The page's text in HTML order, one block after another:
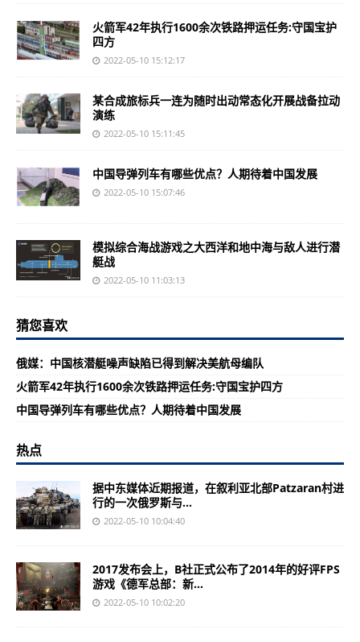
火箭军42年执行1600余次铁路押运任务:守国宝护
四方
2022-05-10 15:12:17
某合成旅标兵一连为随时出动常态化开展战备拉动
演练
2022-05-10 15:11:45
中国导弹列车有哪些优点？人期待着中国发展
2022-05-10 15:07:46
模拟综合海战游戏之大西洋和地中海与敌人进行潜
艇战
2022-05-10 11:03:13
猜您喜欢
俄媒：中国核潜艇噪声缺陷已得到解决美航母编队
火箭军42年执行1600余次铁路押运任务:守国宝护四方
中国导弹列车有哪些优点？人期待着中国发展
热点
据中东媒体近期报道，在叙利亚北部Patzaran村进
行的一次俄罗斯与...
2022-05-10 10:04:40
2017发布会上，B社正式公布了2014年的好评FPS
游戏《德军总部：新...
2022-05-10 10:02:20